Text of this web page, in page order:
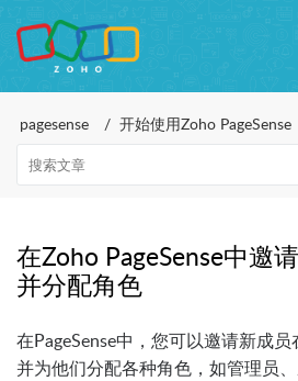
pagesense 开始使用Zoho PageSense
在Zoho PageSense中邀
并分配角色
在PageSense中，您可以邀请新成员
并为他们分配各种角色，如管理员